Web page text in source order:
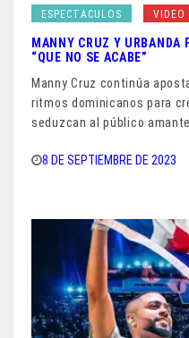
ESPECTACULOS VIDEO
MANNY CRUZ Y URBANDA
“QUE NO SE ACABE”
Manny Cruz continúa
ritmos dominicanos para
seduzcan al público amante
8 DE SEPTIEMBRE DE 2023